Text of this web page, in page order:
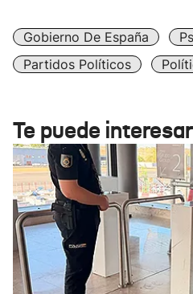
Gobierno De España
Partidos Políticos
Te puede interesar